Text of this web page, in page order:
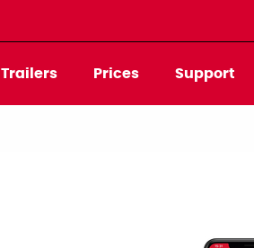
Trailers Prices Support